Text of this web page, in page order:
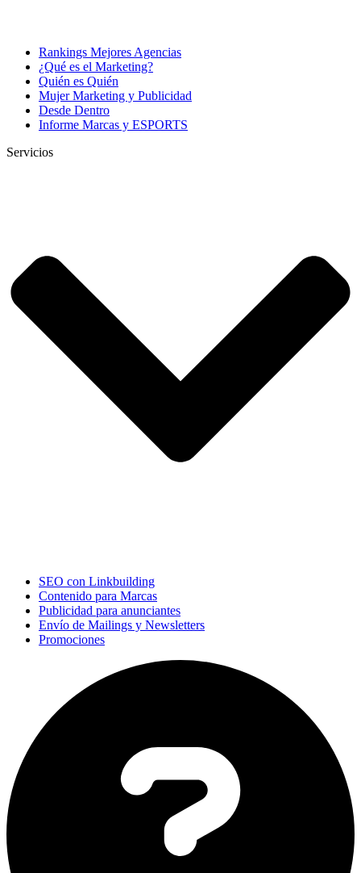
Rankings Mejores Agencias
¿Qué es el Marketing?
Quién es Quién
Mujer Marketing y Publicidad
Desde Dentro
Informe Marcas y ESPORTS
Servicios
SEO con Linkbuilding
Contenido para Marcas
Publicidad para anunciantes
Envío de Mailings y Newsletters
Promociones